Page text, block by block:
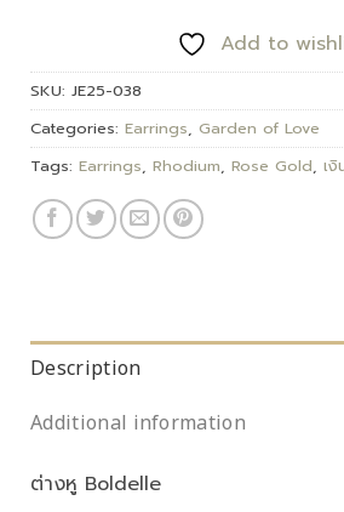
Add to
SKU: JE25-038
Categories: Earrings, Garden of Love
Tags: Earrings, Rhodium, Rose Gold, เ
Description
Additional information
ต่างหู Boldelle